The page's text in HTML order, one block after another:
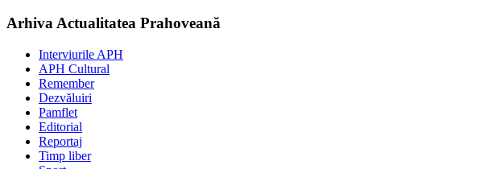
Arhiva Actualitatea Prahoveană
Interviurile APH
APH Cultural
Remember
Dezvăluiri
Pamflet
Editorial
Reportaj
Timp liber